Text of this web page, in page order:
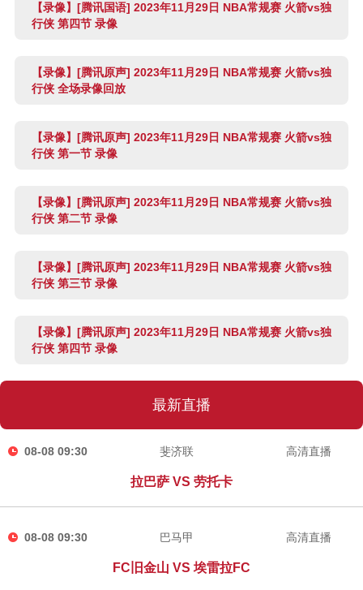
【录像】[腾讯国语] 2023年11月29日 NBA常规赛 火箭vs独
行侠 第四节 录像
【录像】[腾讯原声] 2023年11月29日 NBA常规赛 火箭vs独
行侠 全场录像回放
【录像】[腾讯原声] 2023年11月29日 NBA常规赛 火箭vs独
行侠 第一节 录像
【录像】[腾讯原声] 2023年11月29日 NBA常规赛 火箭vs独
行侠 第二节 录像
【录像】[腾讯原声] 2023年11月29日 NBA常规赛 火箭vs独
行侠 第三节 录像
【录像】[腾讯原声] 2023年11月29日 NBA常规赛 火箭vs独
行侠 第四节 录像
最新直播
08-08 09:30 斐济联
拉巴萨 VS 劳托卡
高清直播
08-08 09:30 巴马甲
FC旧金山 VS 埃雷拉FC
高清直播